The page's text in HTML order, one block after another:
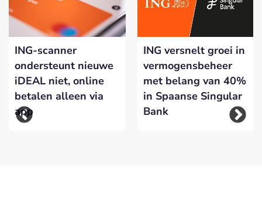
ING-scanner
ondersteunt nieuwe
iDEAL niet, online
betalen alleen via
app
ING versnelt groei in
vermogensbeheer
met belang van 40%
in Spaanse Singular
Bank